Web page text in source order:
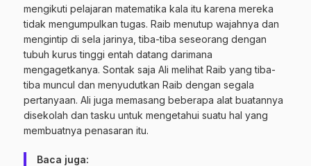
mengikuti pelajaran matematika kala itu karena mereka
tidak mengumpulkan tugas. Raib menutup wajahnya dan
mengintip di sela jarinya, tiba-tiba seseorang dengan
tubuh kurus tinggi entah datang darimana
mengagetkanya. Sontak saja Ali melihat Raib yang tiba-
tiba muncul dan menyudutkan Raib dengan segala
pertanyaan. Ali juga memasang beberapa alat buatannya
disekolah dan tasku untuk mengetahui suatu hal yang
membuatnya penasaran itu.
Baca juga: